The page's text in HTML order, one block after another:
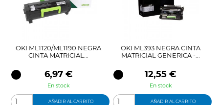
OKI ML1120/ML1190 NEGRA
CINTA MATRICIAL...
Precio
6,97 €
En stock
AÑADIR AL CARRITO
OKI ML393 NEGRA CINTA
MATRICIAL GENERICA -...
Precio
12,55 €
En stock
AÑADIR AL CARRITO